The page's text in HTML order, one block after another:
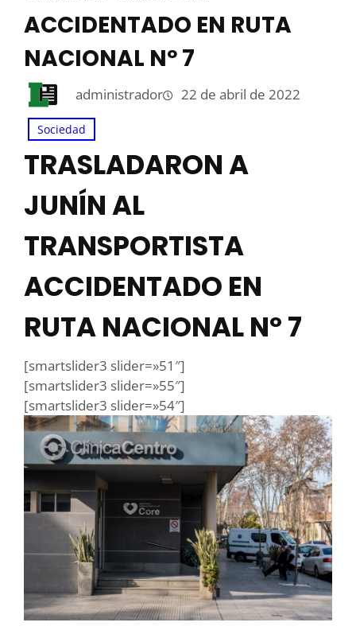
ACCIDENTADO EN RUTA
NACIONAL Nº 7
administrador 22 de abril de 2022
Sociedad
TRASLADARON A
JUNÍN AL
TRANSPORTISTA
ACCIDENTADO EN
RUTA NACIONAL Nº 7
[smartslider3 slider=»51″]
[smartslider3 slider=»55″]
[smartslider3 slider=»54″]